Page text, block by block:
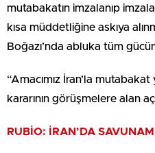
mutabakatın imzalanıp
kısa müddetliğine askıya
Boğazı’nda abluka tüm
“Amacımız İran’la
kararının görüşmelere alan
RUBİO: İRAN’DA